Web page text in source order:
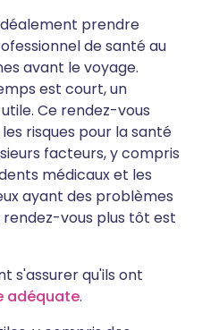
prendre
de santé au
avant le voyage.
est court, un
Ce rendez-vous
risques pour la santé
facteurs, y compris
médicaux et les
ayant des problèmes
vous plus tôt est
s'assurer qu'ils ont
adéquate.